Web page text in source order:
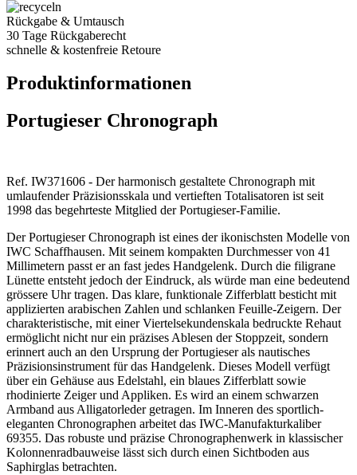
Rückgabe & Umtausch
30 Tage Rückgaberecht
schnelle & kostenfreie Retoure
Produktinformationen
Portugieser Chronograph
Ref. IW371606 - Der harmonisch gestaltete Chronograph mit
umlaufender Präzisionsskala und vertieften Totalisatoren ist seit
1998 das begehrteste Mitglied der Portugieser-Familie.
Der Portugieser Chronograph ist eines der ikonischsten Modelle von
IWC Schaffhausen. Mit seinem kompakten Durchmesser von 41
Millimetern passt er an fast jedes Handgelenk. Durch die filigrane
Lünette entsteht jedoch der Eindruck, als würde man eine bedeutend
grössere Uhr tragen. Das klare, funktionale Zifferblatt besticht mit
applizierten arabischen Zahlen und schlanken Feuille-Zeigern. Der
charakteristische, mit einer Viertelsekundenskala bedruckte Rehaut
ermöglicht nicht nur ein präzises Ablesen der Stoppzeit, sondern
erinnert auch an den Ursprung der Portugieser als nautisches
Präzisionsinstrument für das Handgelenk. Dieses Modell verfügt
über ein Gehäuse aus Edelstahl, ein blaues Zifferblatt sowie
rhodinierte Zeiger und Appliken. Es wird an einem schwarzen
Armband aus Alligatorleder getragen. Im Inneren des sportlich-
eleganten Chronographen arbeitet das IWC-Manufakturkaliber
69355. Das robuste und präzise Chronographenwerk in klassischer
Kolonnenradbauweise lässt sich durch einen Sichtboden aus
Saphirglas betrachten.